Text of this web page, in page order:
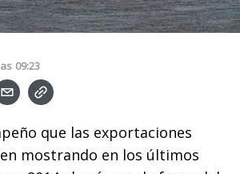
09:23
que las exportaciones
mostrando en los últimos